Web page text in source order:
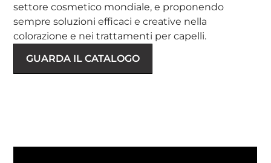
settore cosmetico mondiale, e proponendo
sempre soluzioni efficaci e creative nella
colorazione e nei trattamenti per capelli.
GUARDA IL CATALOGO